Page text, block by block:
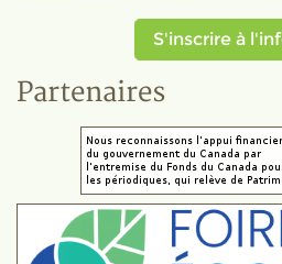
S'inscrire à
Partenaires